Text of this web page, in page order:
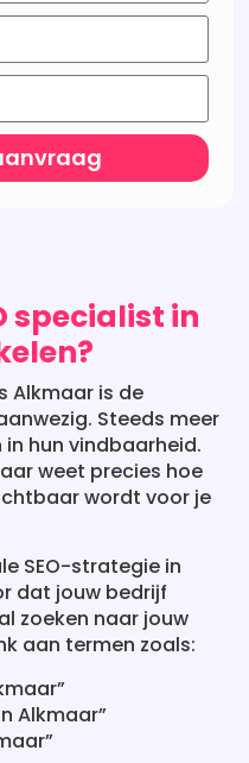
specialist in
Alkmaar is de
Steeds meer
hun vindbaarheid.
weet precies hoe
wordt voor je
SEO-strategie in
dat jouw bedrijf
zoeken naar jouw
aan termen zoals:
Alkmaar”